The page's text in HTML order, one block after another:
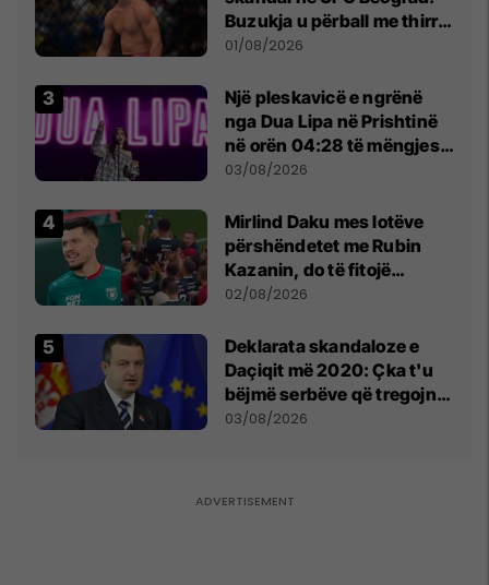
Buzukja u përball me thirrje
anti-shqiptare nga
01/08/2026
Një pleskavicë e ngrënë
nga Dua Lipa në Prishtinë
në orën 04:28 të mëngjesit
- dhe bota digjitale serbe
03/08/2026
Mirlind Daku mes lotëve
përshëndetet me Rubin
Kazanin, do të fitojë
miliona te Spartak Moska
02/08/2026
​Deklarata skandaloze e
Daçiqit më 2020: Çka t'u
bëjmë serbëve që tregojnë
ku janë varrosur shqiptarët
03/08/2026